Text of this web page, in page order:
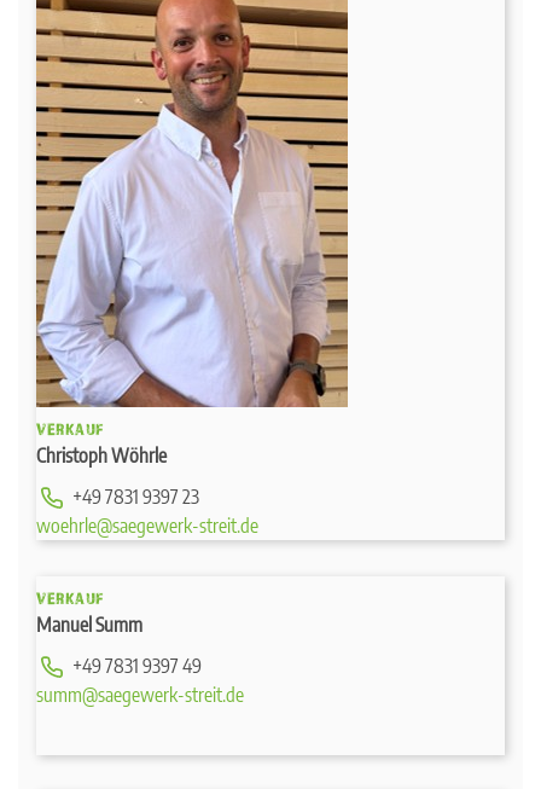
VERKAUF
Christoph Wöhrle
+49 7831 9397 23
woehrle@saegewerk-streit.de
VERKAUF
Manuel Summ
+49 7831 9397 49
summ@saegewerk-streit.de